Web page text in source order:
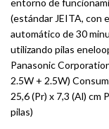
(estándar JEITA, con
automático de 30
utilizando pilas
Panasonic
2.5W + 2.5W)
25,6 (Pr) x 7,3 (Al) cm
pilas)